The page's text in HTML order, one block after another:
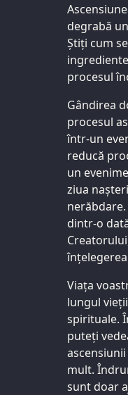
degrabă
Știți cum
procesul
Gândirea
procesul
într-un
reducă
un
ziua
dintr-o
Viața
lungul
spirituale.
puteți
mult.
sunt doar